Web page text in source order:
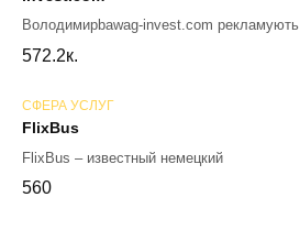
Володимирbawag-invest.com рекламують
572.2к.
СФЕРА УСЛУГ
FlixBus
FlixBus – известный немецкий
560